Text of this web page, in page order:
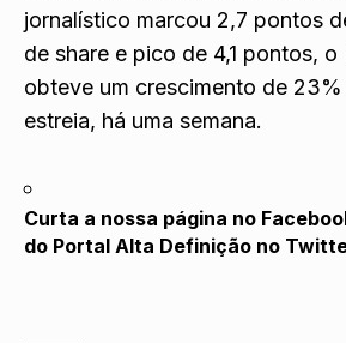
jornalístico marcou 2,7 pontos
de share e pico de 4,1 pontos, o
obteve um crescimento de 23%
estreia, há uma semana.
Curta a nossa página no
do Portal Alta Definição no